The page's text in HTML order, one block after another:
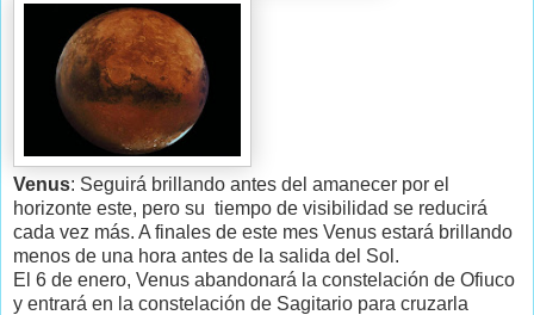
Venus: Seguirá brillando antes del amanecer por el
horizonte este, pero su tiempo de visibilidad se reducirá
cada vez más. A finales de este mes Venus estará brillando
menos de una hora antes de la salida del Sol.
El 6 de enero, Venus abandonará la constelación de Ofiuco
y entrará en la constelación de Sagitario para cruzarla